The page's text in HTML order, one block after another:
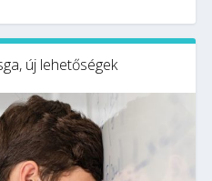
új lehetőségek